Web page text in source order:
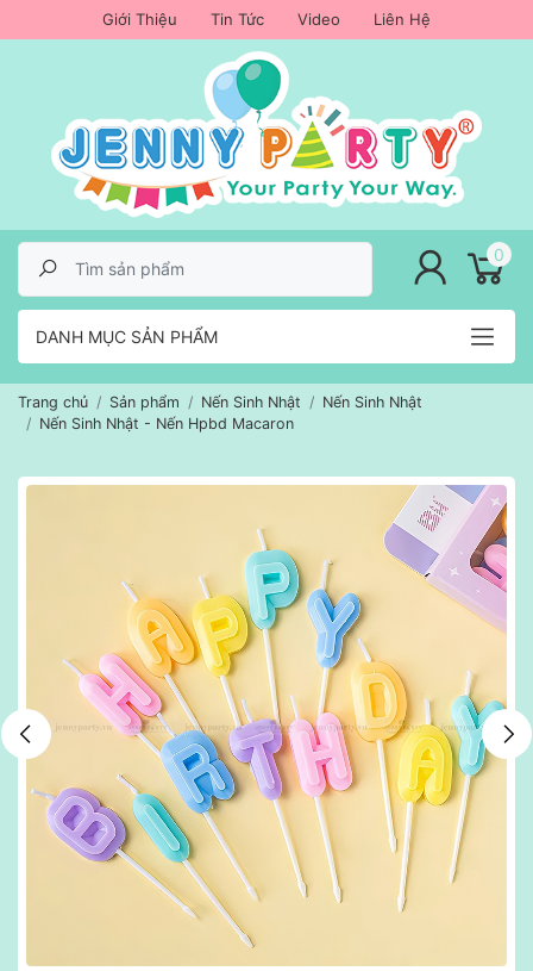
Giới Thiệu Tin Tức Video Liên Hệ
DANH MỤC SẢN PHẨM
0
Trang chủ Sản phẩm Nến Sinh Nhật
Nến Sinh Nhật
Nến Sinh Nhật - Nến Hpbd Macaron